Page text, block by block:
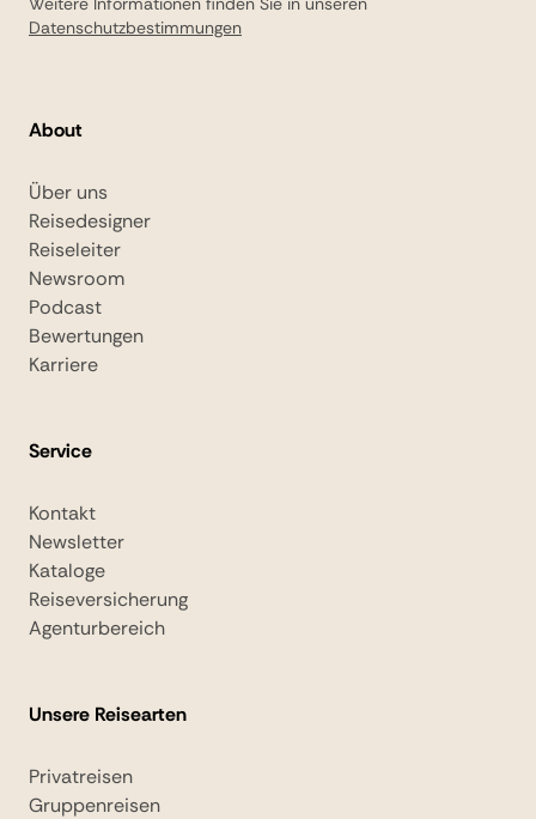
Datenschutzbestimmungen
About
Über uns
Reisedesigner
Reiseleiter
Newsroom
Podcast
Bewertungen
Karriere
Service
Kontakt
Newsletter
Kataloge
Reiseversicherung
Agenturbereich
Unsere Reisearten
Privatreisen
Gruppenreisen